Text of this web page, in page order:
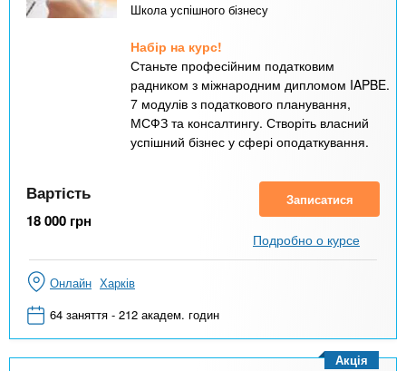
Школа успішного бізнесу
Набір на курс!
Станьте професійним податковим
радником з міжнародним дипломом IAPBE.
7 модулів з податкового планування,
МСФЗ та консалтингу. Створіть власний
успішний бізнес у сфері оподаткування.
Вартість
18 000 грн
Записатися
Подробно о курсе
Онлайн Харків
64 заняття - 212 академ. годин
Акція